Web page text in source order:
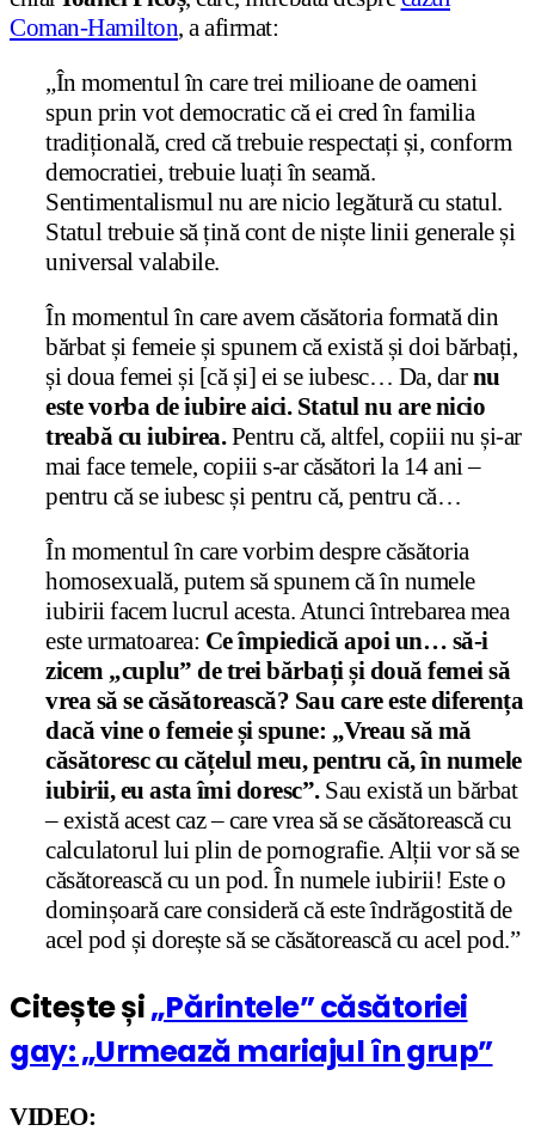
Coman-Hamilton, a afirmat:
„În momentul în care trei milioane de oameni
spun prin vot democratic că ei cred în familia
tradițională, cred că trebuie respectați și, conform
democratiei, trebuie luați în seamă.
Sentimentalismul nu are nicio legătură cu statul.
Statul trebuie să țină cont de niște linii generale și
universal valabile.
În momentul în care avem căsătoria formată din
bărbat și femeie și spunem că există și doi bărbați,
și doua femei și [că și] ei se iubesc… Da, darnu
este vorba de iubire aici. Statul nu are nicio
treabă cu iubirea.Pentru că, altfel, copiii nu și-ar
mai face temele, copiii s-ar căsători la 14 ani –
pentru că se iubesc și pentru că, pentru că…
În momentul în care vorbim despre căsătoria
homosexuală, putem să spunem că în numele
iubirii facem lucrul acesta. Atunci întrebarea mea
este urmatoarea: Ce împiedică apoi un… să-i
zicem „cuplu” de trei bărbați și două femei să
vrea să se căsătorească? Sau care este diferența
dacă vine o femeie și spune: „Vreau să mă
căsătoresc cu cățelul meu, pentru că, în numele
iubirii, eu asta îmi doresc”.Sau există un bărbat
– există acest caz – care vrea să se căsătorească cu
calculatorul lui plin de pornografie. Alții vor să se
căsătorească cu un pod. În numele iubirii! Este o
dominșoară care consideră că este îndrăgostită de
acel pod și dorește să se căsătorească cu acel pod.”
Citește și„Părintele” căsătoriei
gay: „Urmează mariajul în grup”
VIDEO: